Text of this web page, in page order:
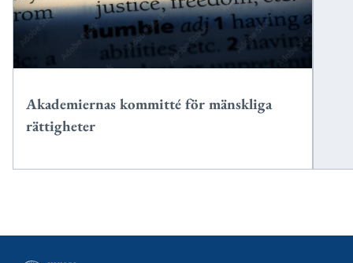
Akademiernas kommitté för mänskliga
rättigheter